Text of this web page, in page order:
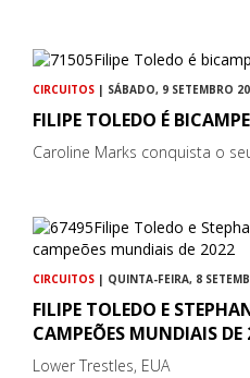
CIRCUITOS | SÁBADO, 9 SETEMBRO
FILIPE TOLEDO É
Caroline Marks conquista o
CIRCUITOS | QUINTA-FEIRA, 8
FILIPE TOLEDO E
CAMPEÕES MUNDIAIS DE
Lower Trestles, EUA